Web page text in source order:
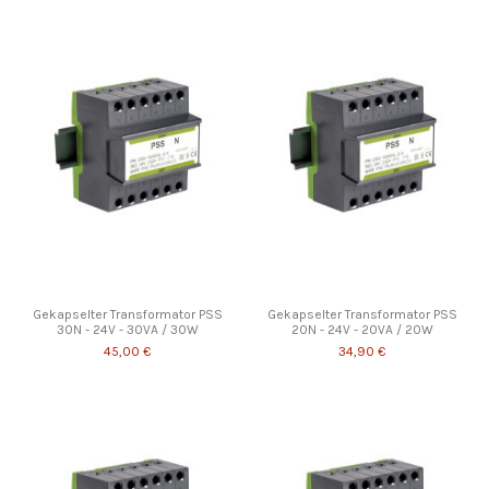
Gekapselter Transformator PSS
30N - 24V - 30VA / 30W
45,00 €
Gekapselter Transformator PSS
20N - 24V - 20VA / 20W
34,90 €